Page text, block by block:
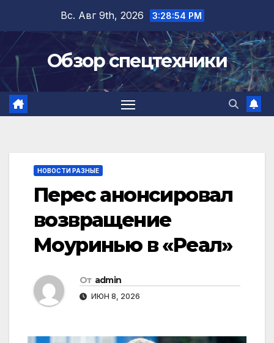
содержимому
Вс. Авг 9th, 2026 3:28:55 PM
Обзор спецтехники
НОВОСТИ РАЗНЫЕ
Перес анонсировал
возвращение
Моуринью в «Реал»
От admin
ИЮН 8, 2026